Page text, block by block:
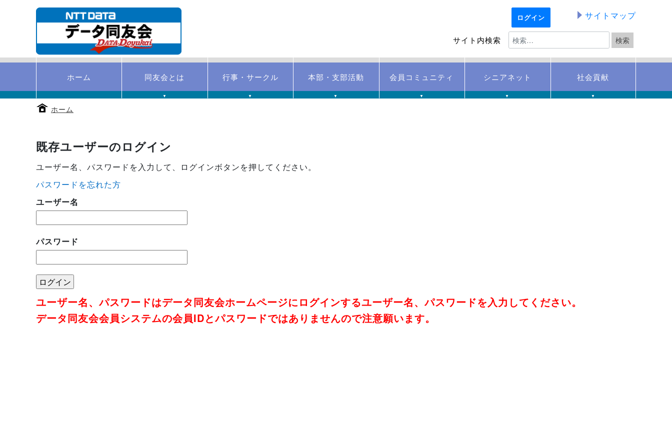
す
ログイン サイトマップ
サイト内検索
ホーム 同友会とは
▼
行事・サークル
▼
本部・支部活動
▼
会員コミュニティ
▼
シニアネット
▼
社会貢献
▼
ホーム
既存ユーザーのログイン
ユーザー名、パスワードを入力して、ログインボタンを押してください。
パスワードを忘れた方
ユーザー名
パスワード
ユーザー名、パスワードはデータ同友会ホームページにログインするユーザー名、パスワードを入力してください。
データ同友会会員システムの会員IDとパスワードではありませんので注意願います。